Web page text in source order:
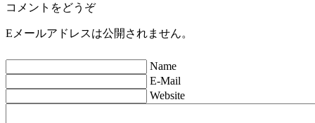
コメントをどうぞ
Eメールアドレスは公開されません。
Name
E-Mail
Website